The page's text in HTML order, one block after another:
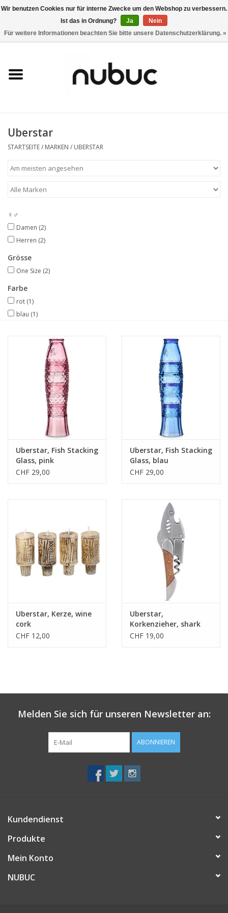
0 Artikel - CHF 0,00
Damen
Accessoires
Home
Stores
Marken
Uberstar
STARTSEITE/ MARKEN / UBERSTAR
♀♂
Damen (2)
Herren (2)
Grösse
One Size (2)
Farbe
rot (1)
blau (1)
Uberstar, Fish Stacking
Glass, pink
CHF 29,00
Uberstar, Fish Stacking
Glass, blau
CHF 29,00
Uberstar, Kerze, wine
cork
CHF 12,00
Uberstar,
Korkenzieher, shark
CHF 19,00
Melden Sie sich für unseren Newsletter an:
ABONNIEREN
Kundendienst
Produkte
Mein Konto
NUBUC
Wir benutzen Cookies nur für interne Zwecke um den Webshop zu verbessern.
Ist das in Ordnung?
Ja
Nein
Für weitere Informationen beachten Sie bitte unsere Datenschutzerklärung. »